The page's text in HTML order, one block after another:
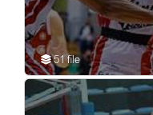
EXCH ...
51 file